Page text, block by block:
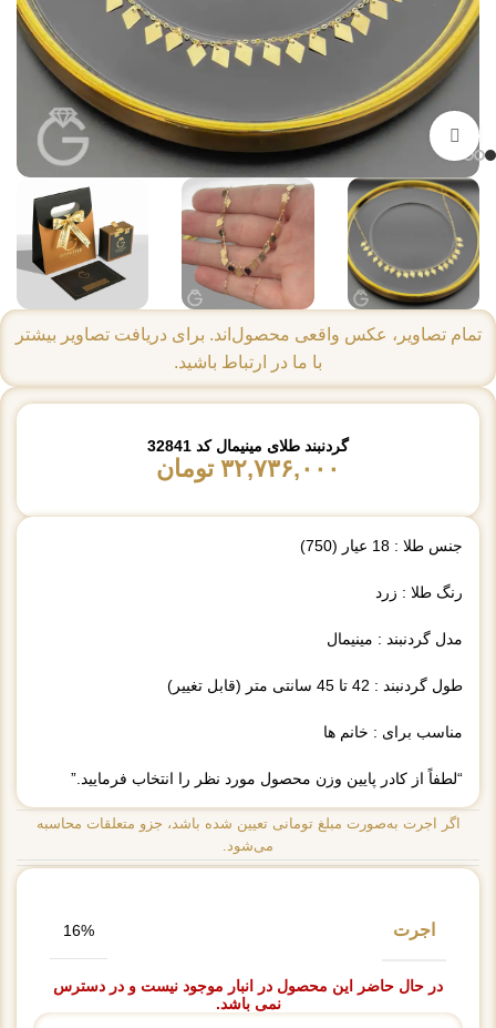
بزرگنمایی تصویر
تمام تصاویر، عکس واقعی محصول‌اند. برای دریافت تصاویر بیشتر
با ما در ارتباط باشید.
گردنبند طلای مینیمال کد 32841
۳۲,۷۳۶,۰۰۰ تومان
جنس طلا : 18 عیار (750)
رنگ طلا : زرد
مدل گردنبند : مینیمال
طول گردنبند : 42 تا 45 سانتی متر (قابل تغییر)
مناسب برای : خانم ها
“لطفاً از کادر پایین وزن محصول مورد نظر را انتخاب فرمایید.”
اگر اجرت به‌صورت مبلغ تومانی تعیین شده باشد، جزو متعلقات محاسبه
می‌شود.
اجرت 16%
در حال حاضر این محصول در انبار موجود نیست و در دسترس
نمی باشد.